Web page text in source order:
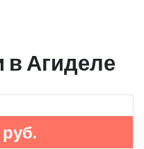
в Агиделе